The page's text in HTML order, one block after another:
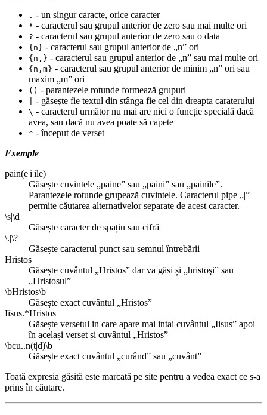
. - un singur caracte, orice caracter
* - caracterul sau grupul anterior de zero sau mai multe ori
? - caracterul sau grupul anterior de zero sau o data
{n} - caracterul sau grupul anterior de „n” ori
{n,} - caracterul sau grupul anterior de „n” sau mai multe ori
{n,m} - caracterul sau grupul anterior de minim „n” ori sau
maxim „m” ori
() - parantezele rotunde formează grupuri
- găsește fie textul din stânga fie cel din dreapta caraterului
\ - caracterul următor nu mai are nici o funcție specială dacă
avea, sau dacă nu avea poate să capete
^ - început de verset
Exemple
pain(e|i|ile)
Găsește cuvintele „paine” sau „paini” sau „painile”.
Parantezele rotunde grupează cuvintele. Caracterul pipe „|”
permite căutarea alternativelor separate de acest caracter.
\s|\d
Găsește caracter de spațiu sau cifră
\.|\?
Găsește caracterul punct sau semnul întrebării
Hristos
Găsește cuvântul „Hristos” dar va găsi și „hristoşi” sau
„Hristosul”
\bHristos\b
Găsește exact cuvântul „Hristos”
Iisus.*Hristos
Găsește versetul in care apare mai intai cuvântul „Iisus” apoi
în același verset și cuvântul „Hristos”
\bcu..n(t|d)\b
Găsește exact cuvântul „curând” sau „cuvânt”
Toată expresia găsită este marcată pe site pentru a vedea exact ce s-a
prins în căutare.